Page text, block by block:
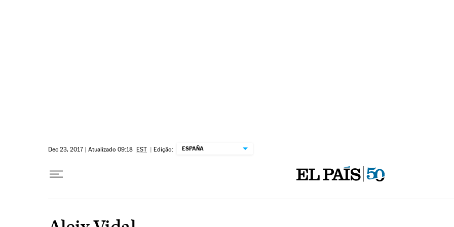
Dec 23, 2017 | Atualizado 09:18 EST | Edição: ESPAÑA